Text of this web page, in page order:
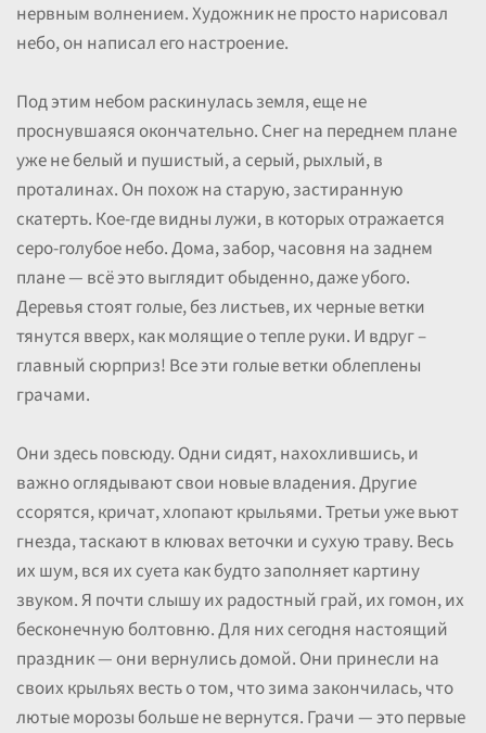
нервным волнением. Художник не просто нарисовал
небо, он написал его настроение.
Под этим небом раскинулась земля, еще не
проснувшаяся окончательно. Снег на переднем плане
уже не белый и пушистый, а серый, рыхлый, в
проталинах. Он похож на старую, застиранную
скатерть. Кое-где видны лужи, в которых отражается
серо-голубое небо. Дома, забор, часовня на заднем
плане — всё это выглядит обыденно, даже убого.
Деревья стоят голые, без листьев, их черные ветки
тянутся вверх, как молящие о тепле руки. И вдруг –
главный сюрприз! Все эти голые ветки облеплены
грачами.
Они здесь повсюду. Одни сидят, нахохлившись, и
важно оглядывают свои новые владения. Другие
ссорятся, кричат, хлопают крыльями. Третьи уже вьют
гнезда, таскают в клювах веточки и сухую траву. Весь
их шум, вся их суета как будто заполняет картину
звуком. Я почти слышу их радостный грай, их гомон, их
бесконечную болтовню. Для них сегодня настоящий
праздник — они вернулись домой. Они принесли на
своих крыльях весть о том, что зима закончилась, что
лютые морозы больше не вернутся. Грачи — это первые